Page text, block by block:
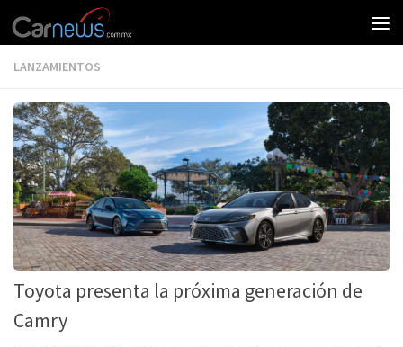
LANZAMIENTOS
Toyota presenta la próxima generación de
Camry